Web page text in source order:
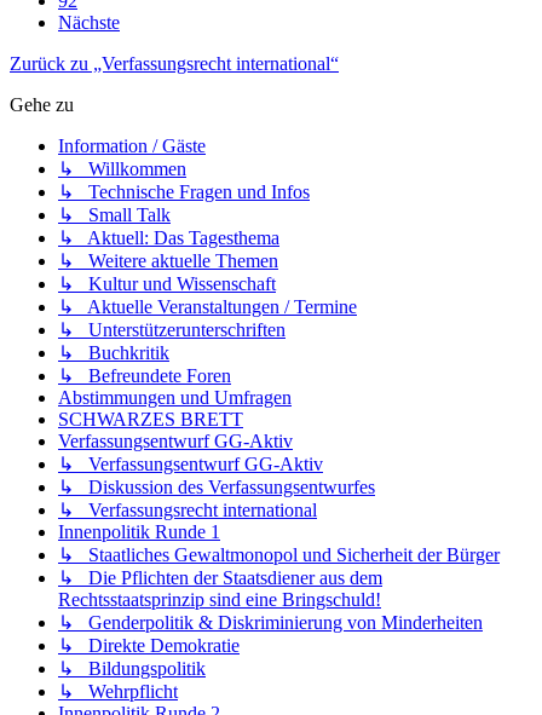
Nächste
Zurück zu „Verfassungsrecht international“
Gehe zu
Information / Gäste
↳ Willkommen
↳ Technische Fragen und Infos
↳ Small Talk
↳ Aktuell: Das Tagesthema
↳ Weitere aktuelle Themen
↳ Kultur und Wissenschaft
↳ Aktuelle Veranstaltungen / Termine
↳ Unterstützerunterschriften
↳ Buchkritik
↳ Befreundete Foren
Abstimmungen und Umfragen
SCHWARZES BRETT
Verfassungsentwurf GG-Aktiv
↳ Verfassungsentwurf GG-Aktiv
↳ Diskussion des Verfassungsentwurfes
↳ Verfassungsrecht international
Innenpolitik Runde 1
↳ Staatliches Gewaltmonopol und Sicherheit der Bürger
↳ Die Pflichten der Staatsdiener aus dem
Rechtsstaatsprinzip sind eine Bringschuld!
↳ Genderpolitik & Diskriminierung von Minderheiten
↳ Direkte Demokratie
↳ Bildungspolitik
↳ Wehrpflicht